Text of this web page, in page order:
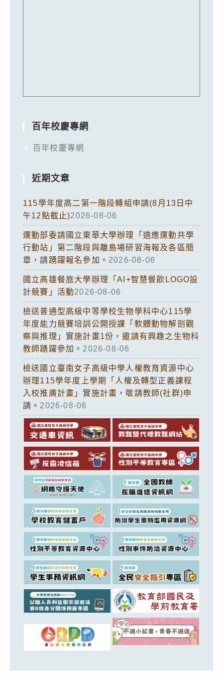
百年校慶專網
百年校慶專網
近期文章
115學年度高二第一階段轉組申請(8月13日中
午12點截止)2026-08-06
運動部委請國立東華大學辦理「適應運動共學
行動站」第二階段與離島場研習海報及各區簡
章，請踴躍報名參加。 2026-08-06
國立高雄餐旅大學辦理「AI+智慧餐飲LOGO設
計競賽」活動2026-08-06
檢送普通型高級中等學校生物學科中心115學
年度能力競賽培訓公開授課「軟體動物解剖觀
察與推理」實施計畫1份，邀請有興趣之生物科
教師踴躍參加。 2026-08-06
檢送國立臺南女子高級中學人權教育資源中心
辦理115學年度上學期「人權及轉型正義課程
入校推廣計畫」實施計畫，敬請教師(社群)申
請。 2026-08-06